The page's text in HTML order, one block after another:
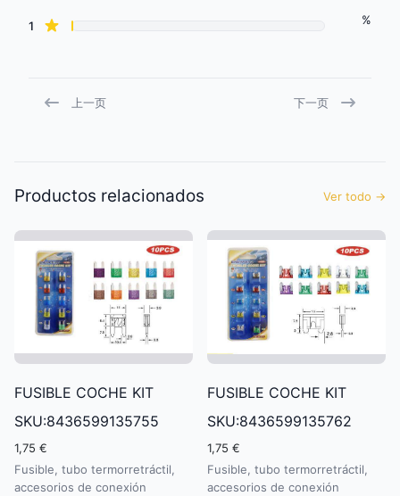
1 star reviews %
上一页 下一页
Productos relacionados Ver todo →
FUSIBLE COCHE KIT
SKU:8436599135755
1,75 €
Fusible, tubo termorretráctil,
accesorios de conexión
FUSIBLE COCHE KIT
SKU:8436599135762
1,75 €
Fusible, tubo termorretráctil,
accesorios de conexión